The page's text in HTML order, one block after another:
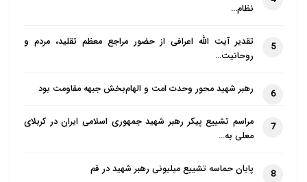
نظام…
5
تقدیر آیت الله اعرافی از حضور مراجع معظم تقلید، مردم و
روحانیت…
6 رهبر شهید محور وحدت امت و الهام‌بخش جبهه مقاومت بود
7
مراسم تشییع پیکر رهبر شهید جمهوری اسلامی ایران در کربلای
معلی به…
8 پایان حماسه تشییع میلیونی رهبر شهید در قم